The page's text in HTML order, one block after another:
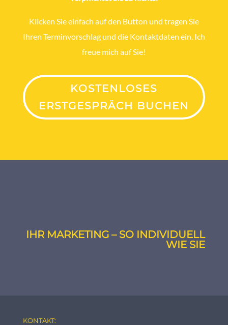
Klicken Sie einfach auf den Button und tragen Sie
Ihren Terminvorschlag und die Kontaktdaten ein. Ich
freue mich auf Sie!
KOSTENLOSES
ERSTGESPRÄCH BUCHEN
IHR MARKETING – SO INDIVIDUELL
WIE SIE
KONTAKT: